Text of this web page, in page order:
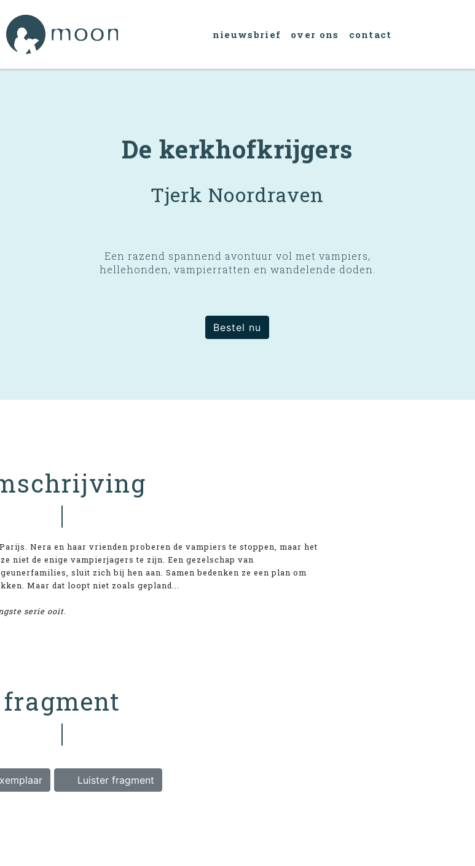
nieuwsbrief over ons contact
De kerkhofkrijgers
Tjerk Noordraven
Een razend spannend avontuur vol met vampiers,
hellehonden, vampierratten en wandelende doden.
Bestel nu
Nera en haar vrienden proberen de vampiers te stoppen, maar het
niet de enige vampierjagers te zijn. Een gezelschap van
sluit zich bij hen aan. Samen bedenken ze een plan om
Maar dat loopt niet zoals gepland...
serie ooit.
fragment
Luister fragment